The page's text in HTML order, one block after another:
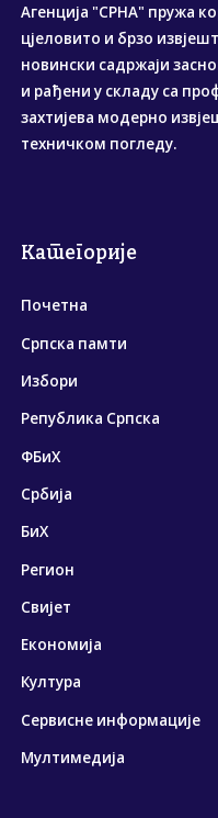
Агенција "СРНА" пружа
цјеловито и брзо
новински садржаји
и рађени у складу са
захтијева модерно
техничком погледу.
Категорије
Почетна
Српска памти
Избори
Република Српска
ФБиХ
Србија
БиХ
Регион
Свијет
Економија
Култура
Сервисне информације
Мултимедија